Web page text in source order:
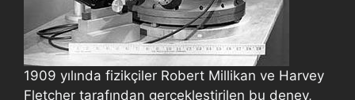
1909 yılında fizikçiler Robert Millikan ve Harvey
Fletcher tarafından gerçekleştirilen bu deney,